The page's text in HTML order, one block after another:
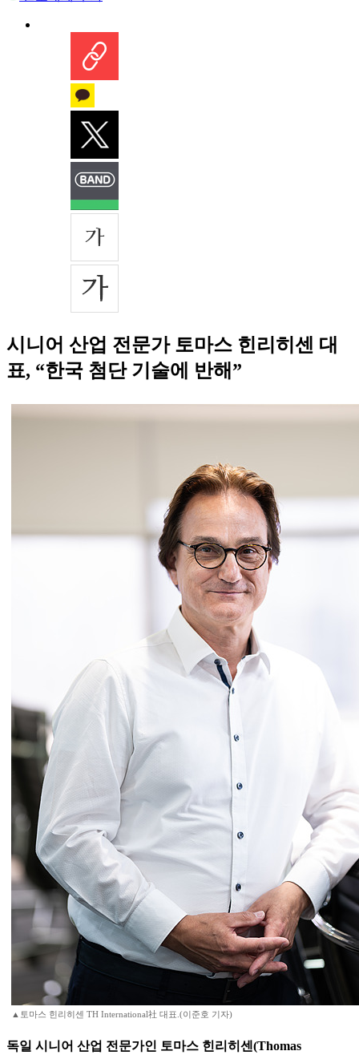
시니어 산업 전문가 토마스 힌리히센 대
표, “한국 첨단 기술에 반해”
▲토마스 힌리히센 TH International社 대표.(이준호 기자)
독일 시니어 산업 전문가인 토마스 힌리히센(Thomas